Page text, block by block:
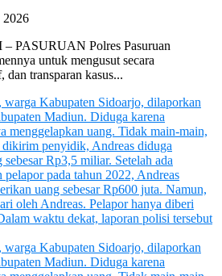
2026
PASURUAN Polres Pasuruan
untuk mengusut secara
transparan kasus...